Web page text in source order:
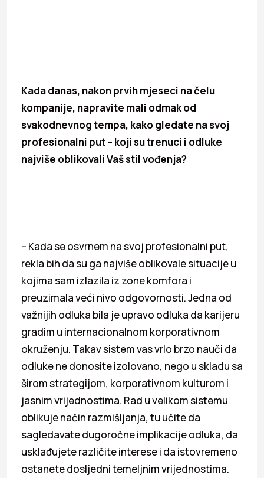
Kada danas, nakon prvih mjeseci na čelu
kompanije, napravite mali odmak od
svakodnevnog tempa, kako gledate na svoj
profesionalni put – koji su trenuci i odluke
najviše oblikovali Vaš stil vođenja?
– Kada se osvrnem na svoj profesionalni put,
rekla bih da su ga najviše oblikovale situacije u
kojima sam izlazila iz zone komfora i
preuzimala veći nivo odgovornosti. Jedna od
važnijih odluka bila je upravo odluka da karijeru
gradim u internacionalnom korporativnom
okruženju. Takav sistem vas vrlo brzo nauči da
odluke ne donosite izolovano, nego u skladu sa
širom strategijom, korporativnom kulturom i
jasnim vrijednostima. Rad u velikom sistemu
oblikuje način razmišljanja, tu učite da
sagledavate dugoročne implikacije odluka, da
usklađujete različite interese i da istovremeno
ostanete dosljedni temeljnim vrijednostima.